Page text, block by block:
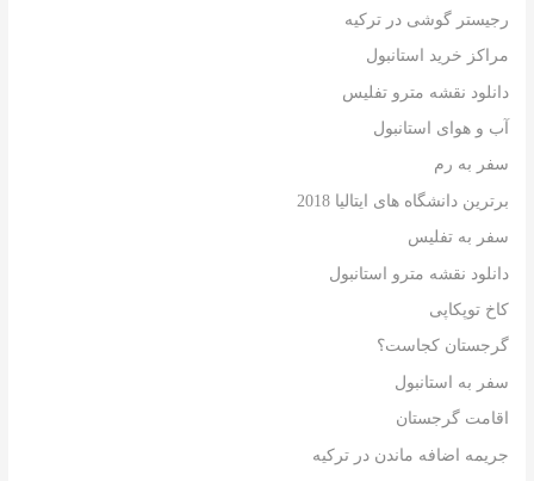
رجیستر گوشی در ترکیه
مراکز خرید استانبول
دانلود نقشه مترو تفلیس
آب و هوای استانبول
سفر به رم
برترین دانشگاه های ایتالیا 2018
سفر به تفلیس
دانلود نقشه مترو استانبول
کاخ توپکاپی
گرجستان کجاست؟
سفر به استانبول
اقامت گرجستان
جریمه اضافه ماندن در ترکیه